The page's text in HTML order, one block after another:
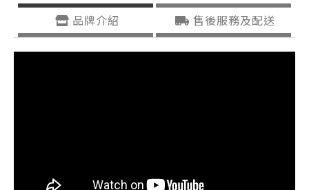
品牌介紹
售後服務及配送